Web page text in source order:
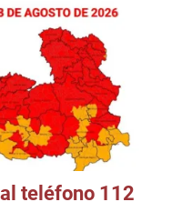
teléfono 112